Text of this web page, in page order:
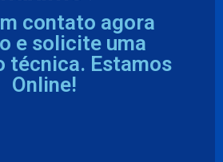
contato agora
e solicite uma
técnica. Estamos
Online!